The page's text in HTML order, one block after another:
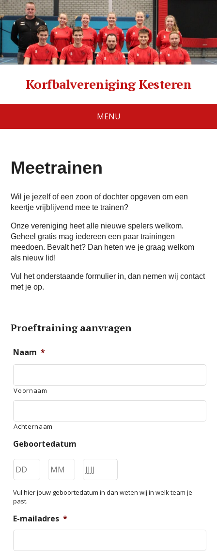
Korfbalvereniging Kesteren
MENU
Meetrainen
Wil je jezelf of een zoon of dochter opgeven om een
keertje vrijblijvend mee te trainen?
Onze vereniging heet alle nieuwe spelers welkom.
Geheel gratis mag iedereen een paar trainingen
meedoen. Bevalt het? Dan heten we je graag welkom
als nieuw lid!
Vul het onderstaande formulier in, dan nemen wij contact
met je op.
Proeftraining aanvragen
Naam *
Voornaam
Achternaam
Geboortedatum
Vul hier jouw geboortedatum in dan weten wij in welk team je
past.
E-mailadres *